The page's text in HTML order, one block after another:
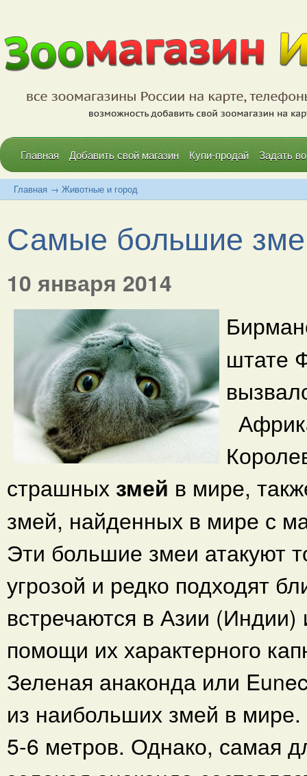
Главная Добавить свой магазин Купи-продай Задать
Главная → Животные и город
Самые большие
10 января 2014
штате
страшных змей в мире,
змей, найденных в мире с
Эти большие змеи атакуют
угрозой и редко подходят
встречаются в Азии
помощи их характерного
Зеленая анаконда или
из наибольших змей в
5-6 метров. Однако, самая